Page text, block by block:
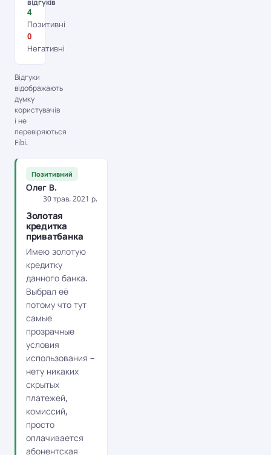
відгуків
4
Позитивні
0
Негативні
Відгуки
відображають
думку
користувачів
і не
перевіряються
Fibi.
Позитивний
Олег В.
30 трав. 2021 р.
Золотая
кредитка
приватбанка
Имею золотую
кредитку
данного банка.
Выбрал её
потому что тут
самые
прозрачные
условия
использования –
нету никаких
скрытых
платежей,
комиссий,
просто
оплачивается
абонентская